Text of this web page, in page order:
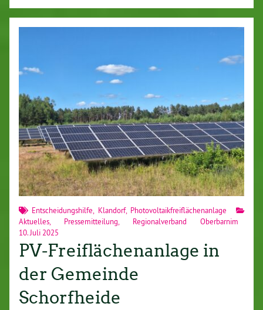
Entscheidungshilfe Klandorf, Photovoltaikfreiflächenanlage
Aktuelles
Pressemitteilung
Regionalverband Oberbarnim
10. Juli 2025
PV-Freiflächenanlage in
der Gemeinde
Schorfheide